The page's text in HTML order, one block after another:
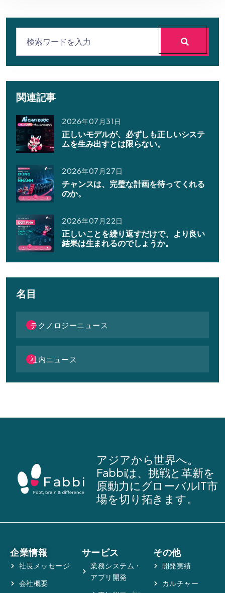
関連記事
2026年07月31日
正しいモデルが、必ずしも正しいシステ
ムを生み出すとは限らない。
2026年07月27日
チャンスは、完璧な計画を待ってくれる
のか。
2026年07月22日
正しいことを繰り返すだけで、より良い
結果は生まれるのでしょうか。
名目
テクノロジーニュース
社内ニュース
アジアから世界へ。
Fabbiは、挑戦と革新を
原動力にグローバルIT市
場を切り拓きます。
企業情報
社長メッセージ
会社概要
サービス
業務システム・
アプリ開発
その他
開発実績
カルチャー